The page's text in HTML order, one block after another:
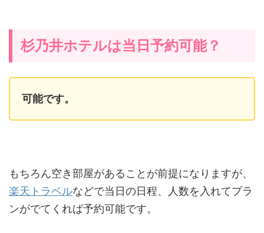
杉乃井ホテルは当日予約可能？
可能です。
もちろん空き部屋があることが前提になりますが、
楽天トラベルなどで当日の日程、人数を入れてプラ
ンがでてくれば予約可能です。